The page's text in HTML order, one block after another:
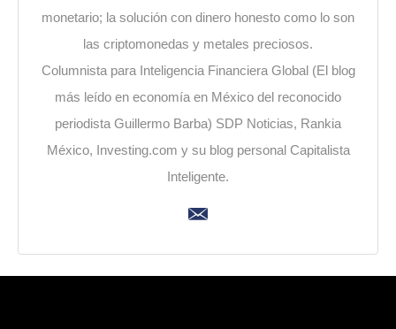
monetario; la solución con dinero honesto como lo son
las criptomonedas y metales preciosos.
Columnista para Inteligencia Financiera Global (El blog
más leído en economía en México del reconocido
periodista Guillermo Barba) SDP Noticias, Rankia
México, Investing.com y su blog personal Capitalista
Inteligente.